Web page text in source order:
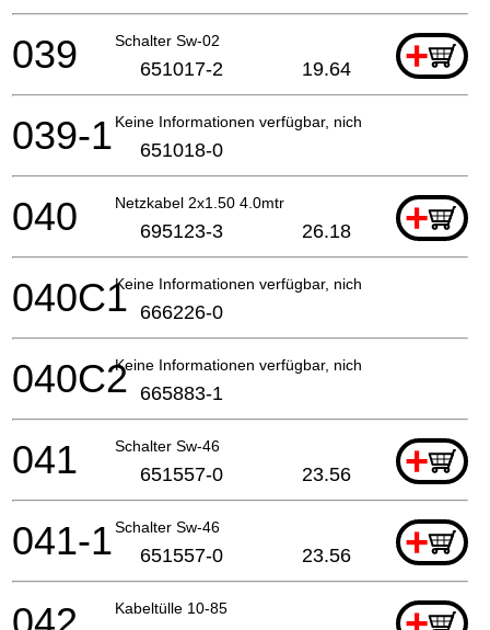
Schalter Sw-02 +
039 651017-2 19.64
Keine Informationen verfügbar, nicht bestellbar
039-1 651018-0
Netzkabel 2x1.50 4.0mtr +
040 695123-3 26.18
Keine Informationen verfügbar, nicht bestellbar
040C1 666226-0
Keine Informationen verfügbar, nicht bestellbar
040C2 665883-1
Schalter Sw-46 +
041 651557-0 23.56
Schalter Sw-46 +
041-1 651557-0 23.56
Kabeltülle 10-85